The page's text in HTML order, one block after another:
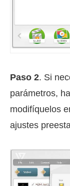
Paso 2. Si
parámetros,
modifíquelos
ajustes